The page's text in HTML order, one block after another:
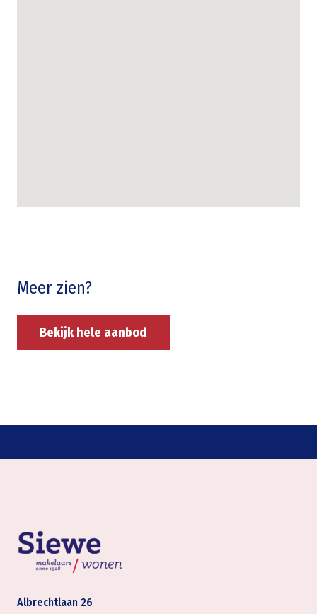
Meer zien?
Bekijk hele aanbod
Albrechtlaan 26